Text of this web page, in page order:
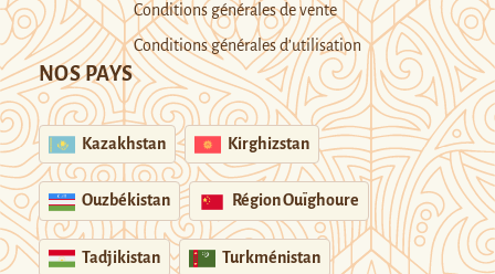
Conditions générales de vente
Conditions générales d’utilisation
NOS PAYS
Kazakhstan Kirghizstan
Ouzbékistan Région Ouïghoure
Tadjikistan Turkménistan